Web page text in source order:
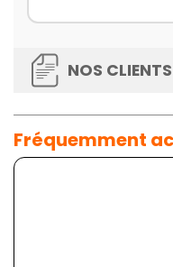
NOS
Fréquemment